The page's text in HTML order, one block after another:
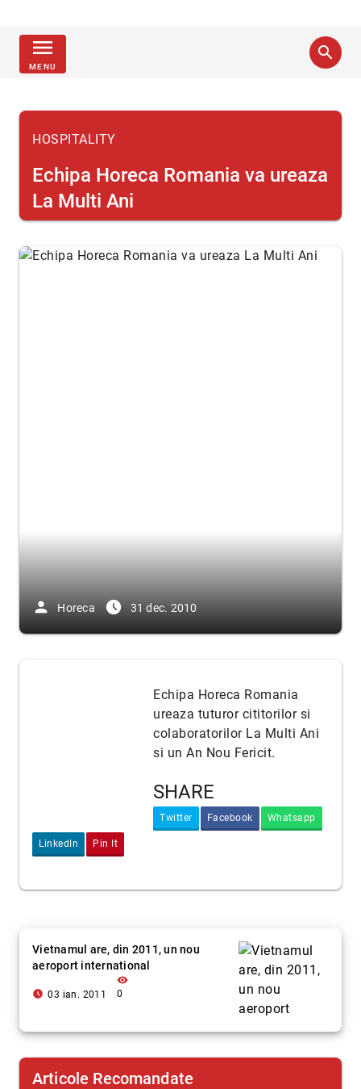
menu
MENU
search
HOSPITALITY
Echipa Horeca Romania va ureaza
La Multi Ani
person Horeca access_time_filled 31 dec. 2010
Echipa Horeca Romania
ureaza tuturor cititorilor si
colaboratorilor La Multi Ani
si un An Nou Fericit.
SHARE
Twitter Facebook Whatsapp
LinkedIn Pin It
Vietnamul are, din 2011, un nou
aeroport international
access_time_filled 03 ian. 2011
visibility
0
Articole Recomandate